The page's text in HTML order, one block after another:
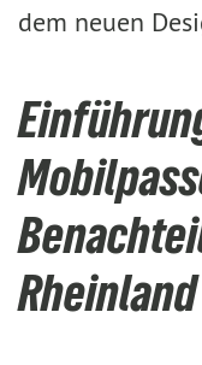
dem neuen
Rheinland